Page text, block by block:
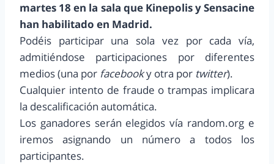
martes 18 en la sala que Kinepolis y Sensacine
han habilitado en Madrid.
Podéis participar una sola vez por cada vía,
admitiéndose participaciones por diferentes
medios (una por facebooky otra por twitter).
Cualquier intento de fraude o trampas implicara
la descalificación automática.
Los ganadores serán elegidos vía random.org e
iremos asignando un número a todos los
participantes.